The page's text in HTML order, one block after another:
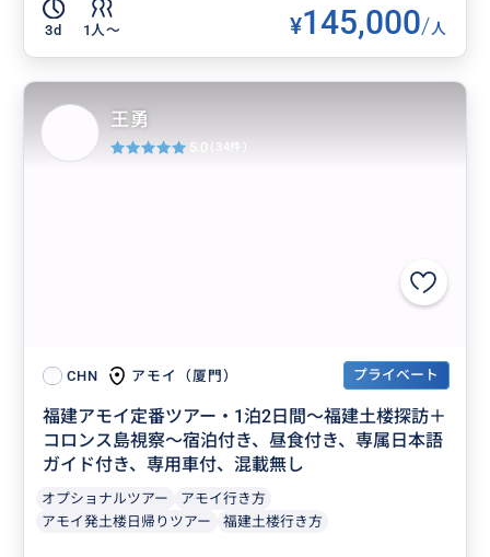
3d 1人〜 ¥145,000/人
CHN アモイ（厦門） プライベート
福建アモイ定番ツアー・1泊2日間～福建土楼探訪＋
コロンス島視察～宿泊付き、昼食付き、専属日本語
ガイド付き、専用車付、混載無し
オプショナルツアー
アモイ行き方
アモイ発土楼日帰りツアー
福建土楼行き方
王勇
5.0 (34件)